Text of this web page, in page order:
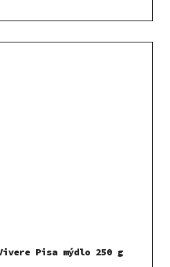
Pisa mýdlo 250 g